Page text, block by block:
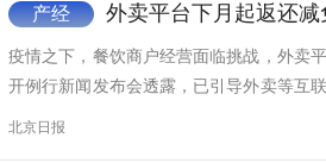
产经 外卖平台下月起返还减
疫情之下，餐饮商户经营面临挑战，外卖
开例行新闻发布会透露，已引导外卖等互
北京日报